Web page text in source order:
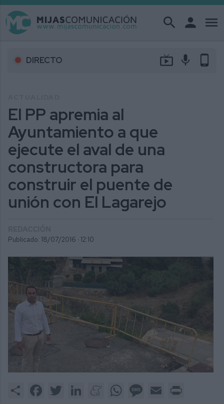
search person menu
DIRECTO live_tv mic phone_android
El PP apremia al
Ayuntamiento a que
ejecute el aval de una
constructora para
construir el puente de
unión con El Lagarejo
Publicado: 18/07/2016 · 12:10
Share FacebookTwitter LinkedInMeneameWhatsAppMessage
Email